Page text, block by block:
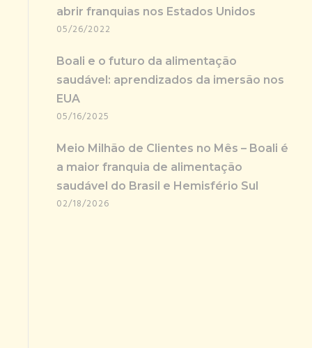
abrir franquias nos Estados Unidos
05/26/2022
Boali e o futuro da alimentação
saudável: aprendizados da imersão nos
EUA
05/16/2025
Meio Milhão de Clientes no Mês – Boali é
a maior franquia de alimentação
saudável do Brasil e Hemisfério Sul
02/18/2026